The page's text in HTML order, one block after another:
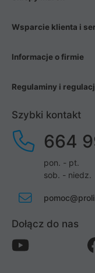
Wsparcie klienta i
Informacje o firmie
Regulaminy i
Szybki kontakt
664
pon. - pt.
sob. - niedz.
Dołącz do nas